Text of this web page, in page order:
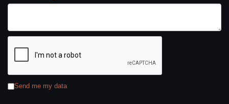
Send me my data